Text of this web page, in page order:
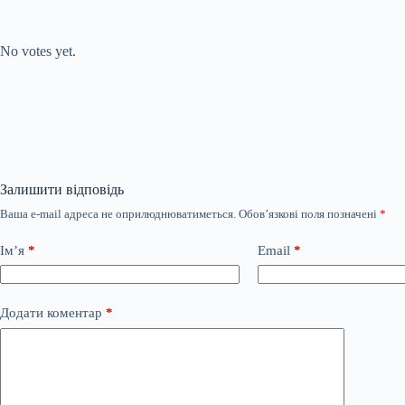
No votes yet.
Залишити відповідь
Ваша e-mail адреса не оприлюднюватиметься. Обов’язкові поля позначені *
Ім’я * Email *
Додати коментар *